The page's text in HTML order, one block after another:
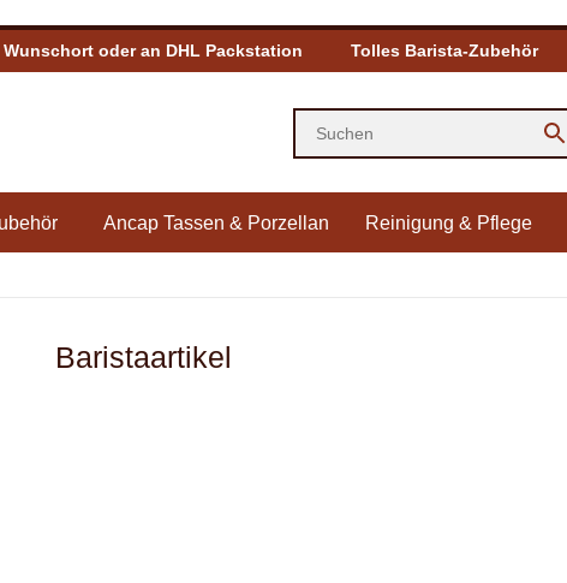
oder an DHL Packstation Tolles Barista-Zubehör
Ancap Tassen & Porzellan Reinigung & Pflege
Baristaartikel